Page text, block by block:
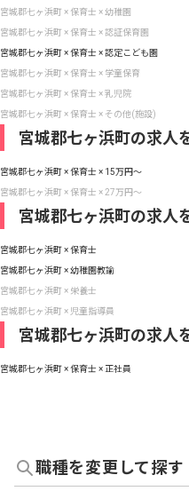
宮城郡七ヶ浜町 × 保育士 × 幼稚園
宮城郡七ヶ浜町 × 保育士 × 認証保育園
宮城郡七ヶ浜町 × 保育士 × 認定こども園
宮城郡七ヶ浜町 × 保育士 × 学童保育
宮城郡七ヶ浜町 × 保育士 × 乳児院
宮城郡七ヶ浜町 × 保育士 × その他(施設)
宮城郡七ヶ浜町の求人
宮城郡七ヶ浜町 × 保育士 × 15万円〜
宮城郡七ヶ浜町 × 保育士 × 27万円〜
宮城郡七ヶ浜町の求人
宮城郡七ヶ浜町 × 保育士
宮城郡七ヶ浜町 × 幼稚園教諭
宮城郡七ヶ浜町 × 栄養士
宮城郡七ヶ浜町 × 児童指導員
宮城郡七ヶ浜町の求人
宮城郡七ヶ浜町 × 保育士 × 正社員
職種を変更して探す